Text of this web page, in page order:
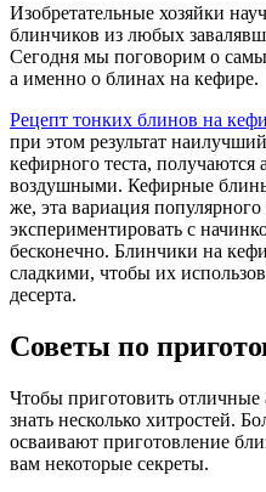
Изобретательные хозяйки
блинчиков из любых
Сегодня мы поговорим о
а именно о блинах на кефире.
Рецепт тонких блинов на
при этом результат
кефирного теста,
воздушными. Кефирные
же, эта вариация
экспериментировать с
бесконечно. Блинчики на
сладкими, чтобы их
десерта.
Советы по
Чтобы приготовить
знать несколько хитростей.
осваивают приготовление
вам некоторые секреты.